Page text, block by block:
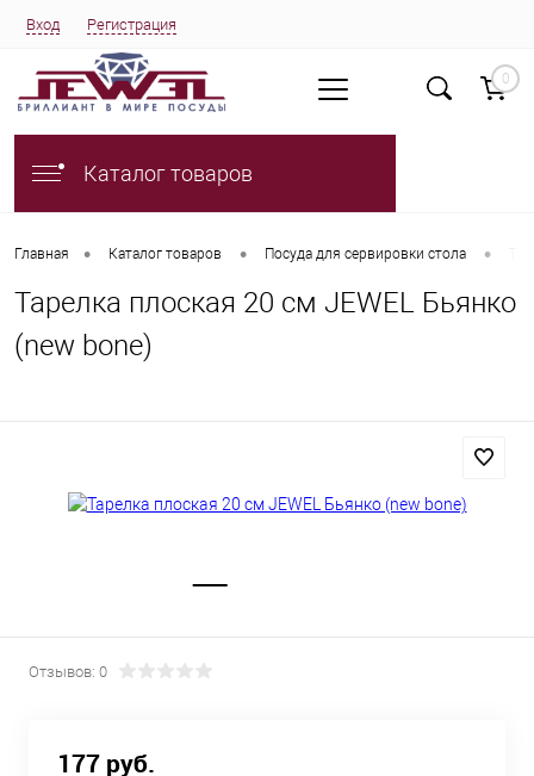
Вход Регистрация
0
Каталог товаров
Главная • Каталог товаров • Посуда для сервировки стола •
Тарелка плоская 20 см JEWEL Бьянко
(new bone)
Отзывов: 0
177 руб.